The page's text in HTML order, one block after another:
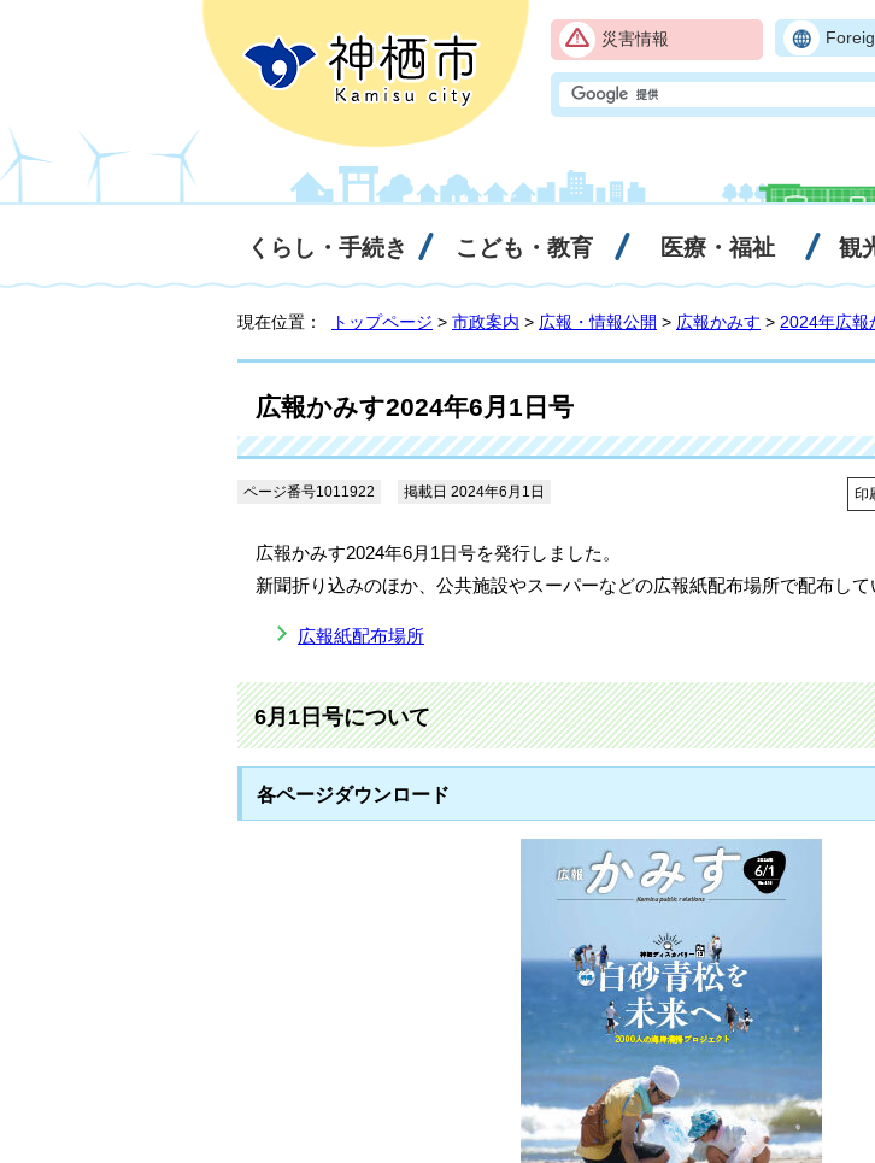
災害情報
くらし・手続き こども・教育 医療・福祉 観
現在位置： トップページ > 市政案内 > 広報・情報公開 > 広報かみす > 2024年広報
広報かみす2024年6月1日号
ページ番号1011922 掲載日 2024年6月1日 印
広報かみす2024年6月1日号を発行しました。
新聞折り込みのほか、公共施設やスーパーなどの広報紙配布場所で配布して
広報紙配布場所
6月1日号について
各ページダウンロード